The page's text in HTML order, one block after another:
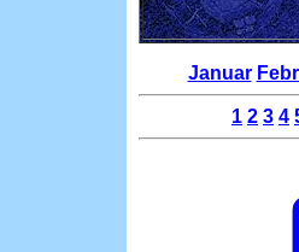
Januar
1 2 3 4